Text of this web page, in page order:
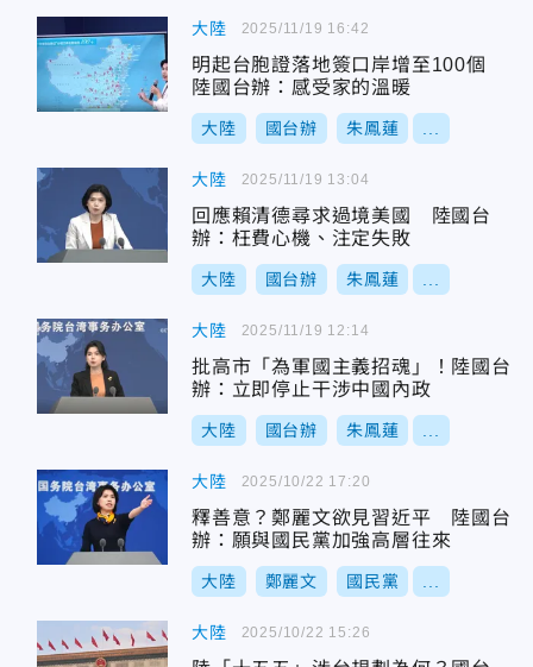
大陸
明起台胞證落地簽口岸增至100個
陸國台辦：感受家的溫暖
大陸 國台辦 朱鳳蓮
2025/11/19 16:42
大陸
回應賴清德尋求過境美國 陸國台
辦：枉費心機、注定失敗
大陸 國台辦 朱鳳蓮
2025/11/19 13:04
大陸
批高市「為軍國主義招魂」！陸國台
辦：立即停止干涉中國內政
大陸 國台辦 朱鳳蓮
2025/11/19 12:14
大陸
釋善意？鄭麗文欲見習近平 陸國台
辦：願與國民黨加強高層往來
大陸 鄭麗文 國民黨
2025/10/22 17:20
大陸 2025/10/22 15:26